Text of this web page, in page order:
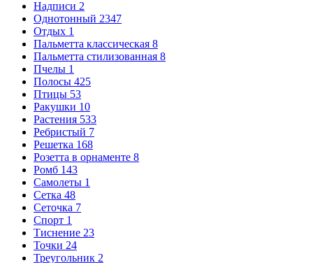
Надписи 2
Однотонный 2347
Отдых 1
Пальметта классическая 8
Пальметта стилизованная 8
Пчелы 1
Полосы 425
Птицы 53
Ракушки 10
Растения 533
Ребристый 7
Решетка 168
Розетта в орнаменте 8
Ромб 143
Самолеты 1
Сетка 48
Сеточка 7
Спорт 1
Тиснение 23
Точки 24
Треугольник 2